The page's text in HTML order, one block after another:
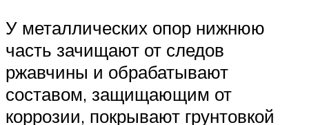
У металлических опор нижнюю
часть зачищают от следов
ржавчины и обрабатывают
составом, защищающим от
коррозии, покрывают грунтовкой